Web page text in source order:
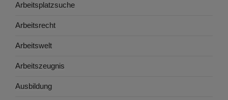
Arbeitsplatzsuche
Arbeitsrecht
Arbeitswelt
Arbeitszeugnis
Ausbildung